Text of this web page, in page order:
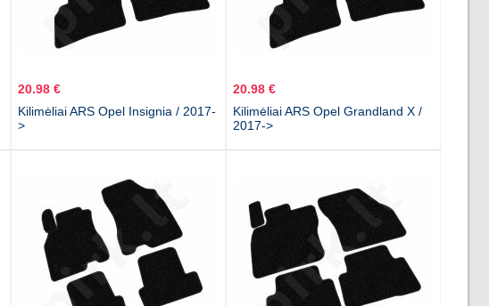
20.98 €
Kilimėliai ARS Opel Insignia / 2017-
>
20.98 €
Kilimėliai ARS Opel Grandland X /
2017->